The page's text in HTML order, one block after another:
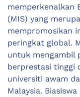
memperkenalkan
(MIS) yang
mempromosikan
peringkat global.
untuk mengambil
berprestasi tinggi
universiti awam
Malaysia.